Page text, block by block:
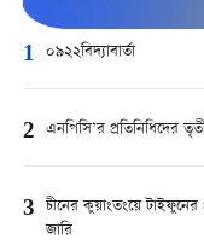
1 ০৯২২বিদ্যাবার্তা
2 এনপিসি’র প্রতিনিধিদের
3 চীনের কুয়াংতংয়ে টাইফুনের
জারি